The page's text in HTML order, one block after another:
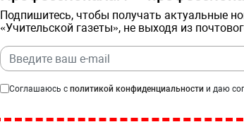
Подпишитесь, чтобы получать актуальные
«Учительской газеты», не выходя из
Соглашаюсь с политикой конфиденциальности и даю